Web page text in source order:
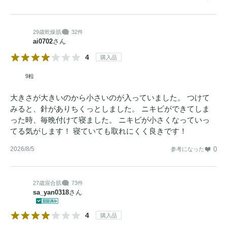
29歳乾燥肌 32件
ai0702さん
4 購入品
9粒
大きさが大きいのから小さいのが入っていました。 つけて
みると、針がありちくっとしました。 ニキビができてしま
った時、毎晩付けて寝ました。 ニキビが小さくなっていっ
てる気がします！ 寝ていても取れにくく良きです！
2026/8/5 参考になった 0
27歳混合肌 73件
sa_yan0318さん
4 購入品